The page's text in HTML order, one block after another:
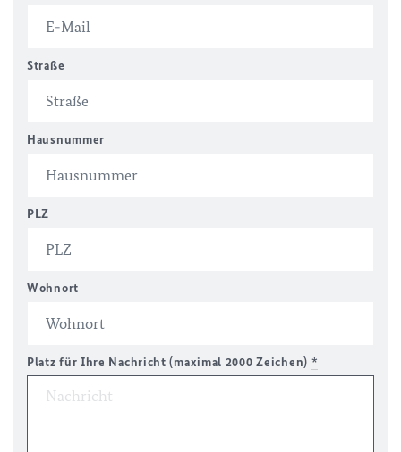
Straße
Hausnummer
PLZ
Wohnort
Platz für Ihre Nachricht (maximal 2000 Zeichen) *